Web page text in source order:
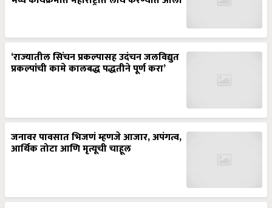
‘राज्यातील सिंचन प्रकल्पासह उदंचन जलविद्युत
प्रकल्पांची कामे कालबद्ध पद्धतीने पूर्ण करा’
जनावर पावसात भिजणं म्हणजे आजार, अपंगत्व,
आर्थिक तोटा आणि मृत्यूची चाहूल